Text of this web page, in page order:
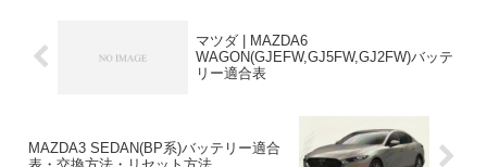
マツダ | MAZDA6
WAGON(GJEFW,GJ5FW,GJ2FW)バッテ
リー適合表
MAZDA3 SEDAN(BP系)バッテリー適合